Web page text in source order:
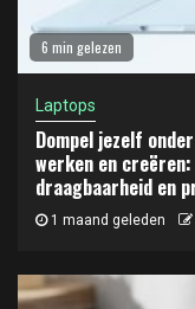
6 min gelezen
Laptops
Dompel jezelf
werken en
draagbaarheid en
1 maand geleden